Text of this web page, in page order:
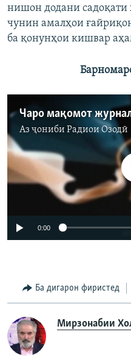
нишон додани садоқати
чунин амалҳои
ба қонунҳои кишвар
Аз ҷониби Радиои Озодӣ
Auto 240p
Феълан
0:00
Ба дигарон фиристед
Мирзонабии